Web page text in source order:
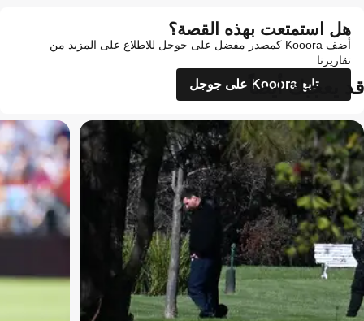
هل استمتعت بهذه القصة؟
أضف Kooora كمصدر مفضل على جوجل للاطلاع على المزيد من
تقاريرنا
تابع Kooora على جوجل
قد يعجبك أيضاً